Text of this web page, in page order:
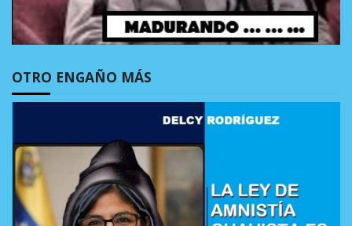
OTRO ENGAÑO MÁS